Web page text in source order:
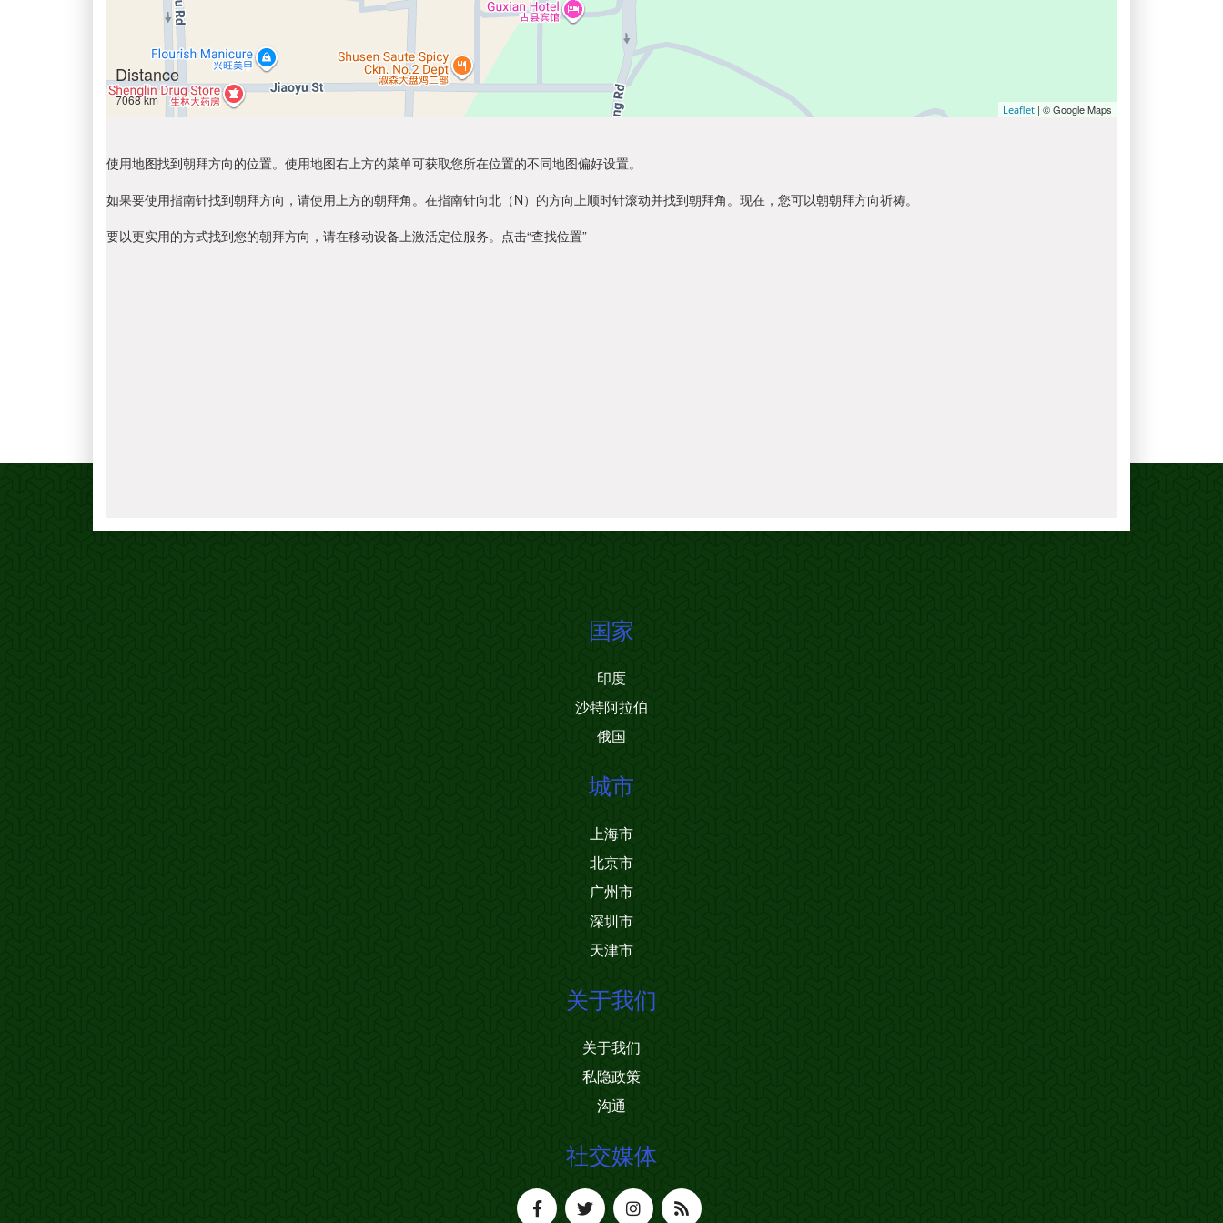
Distance
7068 km
Leaflet | © Google Maps
使用地图找到朝拜方向的位置。使用地图右上方的菜单可获取您所在位置的不同地图偏好设置。
如果要使用指南针找到朝拜方向，请使用上方的朝拜角。在指南针向北（N）的方向上顺时针滚动并找到朝拜角。现在，您可以朝朝拜方向祈祷。
要以更实用的方式找到您的朝拜方向，请在移动设备上激活定位服务。点击“查找位置”
国家
印度
沙特阿拉伯
俄国
城市
上海市
北京市
广州市
深圳市
天津市
关于我们
关于我们
私隐政策
沟通
社交媒体